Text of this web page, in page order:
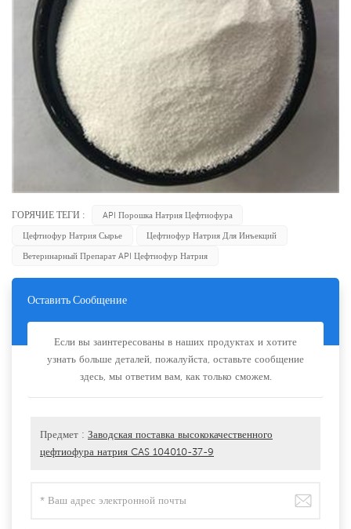
ГОРЯЧИЕ ТЕГИ :
API Порошка Натрия Цефтиофура
Цефтиофур Натрия Сырье
Цефтиофур Натрия Для Инъекций
Ветеринарный Препарат API Цефтиофур Натрия
Оставить Сообщение
Если вы заинтересованы в наших продуктах и хотите
узнать больше деталей, пожалуйста, оставьте сообщение
здесь, мы ответим вам, как только сможем.
Предмет : Заводская поставка высококачественного
цефтиофура натрия CAS 104010-37-9